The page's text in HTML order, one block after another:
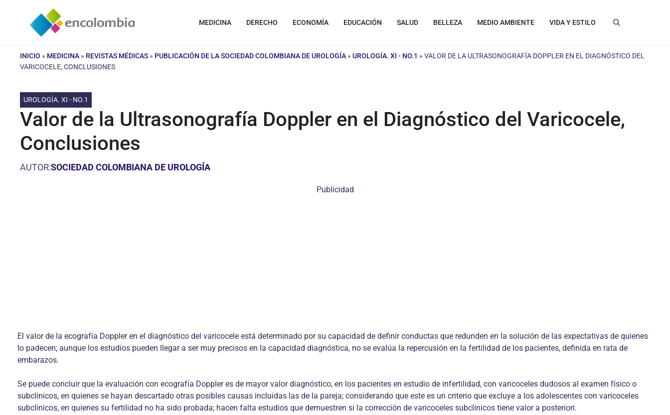
contenido
MEDICINA DERECHO ECONOMÍA EDUCACIÓN SALUD BELLEZA MEDIO AMBIENTE VIDA Y ESTILO
INICIO » MEDICINA » REVISTAS MÉDICAS » PUBLICACIÓN DE LA SOCIEDAD COLOMBIANA DE UROLOGÍA » UROLOGÍA. XI - NO.1 » VALOR DE LA ULTRASONOGRAFÍA DOPPLER EN EL DIAGNÓSTICO DEL
VARICOCELE, CONCLUSIONES
UROLOGÍA. XI - NO.1
Valor de la Ultrasonografía Doppler en el Diagnóstico del Varicocele,
Conclusiones
AUTOR:SOCIEDAD COLOMBIANA DE UROLOGÍA
Publicidad
El valor de la ecografía Doppler en el diagnóstico del varicocele está determinado por su capacidad de definir conductas que redunden en la solución de las expectativas de quienes
lo padecen; aunque los estudios pueden llegar a ser muy precisos en la capacidad diagnóstica, no se evalúa la repercusión en la fertilidad de los pacientes, definida en rata de
embarazos.
Se puede concluir que la evaluación con ecografía Doppler es de mayor valor diagnóstico, en los pacientes en estudio de infertilidad, con varicoceles dudosos al examen físico o
subclínicos, en quienes se hayan descartado otras posibles causas incluidas las de la pareja; considerando que este es un criterio que excluye a los adolescentes con varicoceles
subclínicos, en quienes su fertilidad no ha sido probada; hacen falta estudios que demuestren si la corrección de varicoceles subclínicos tiene valor a posteriori.